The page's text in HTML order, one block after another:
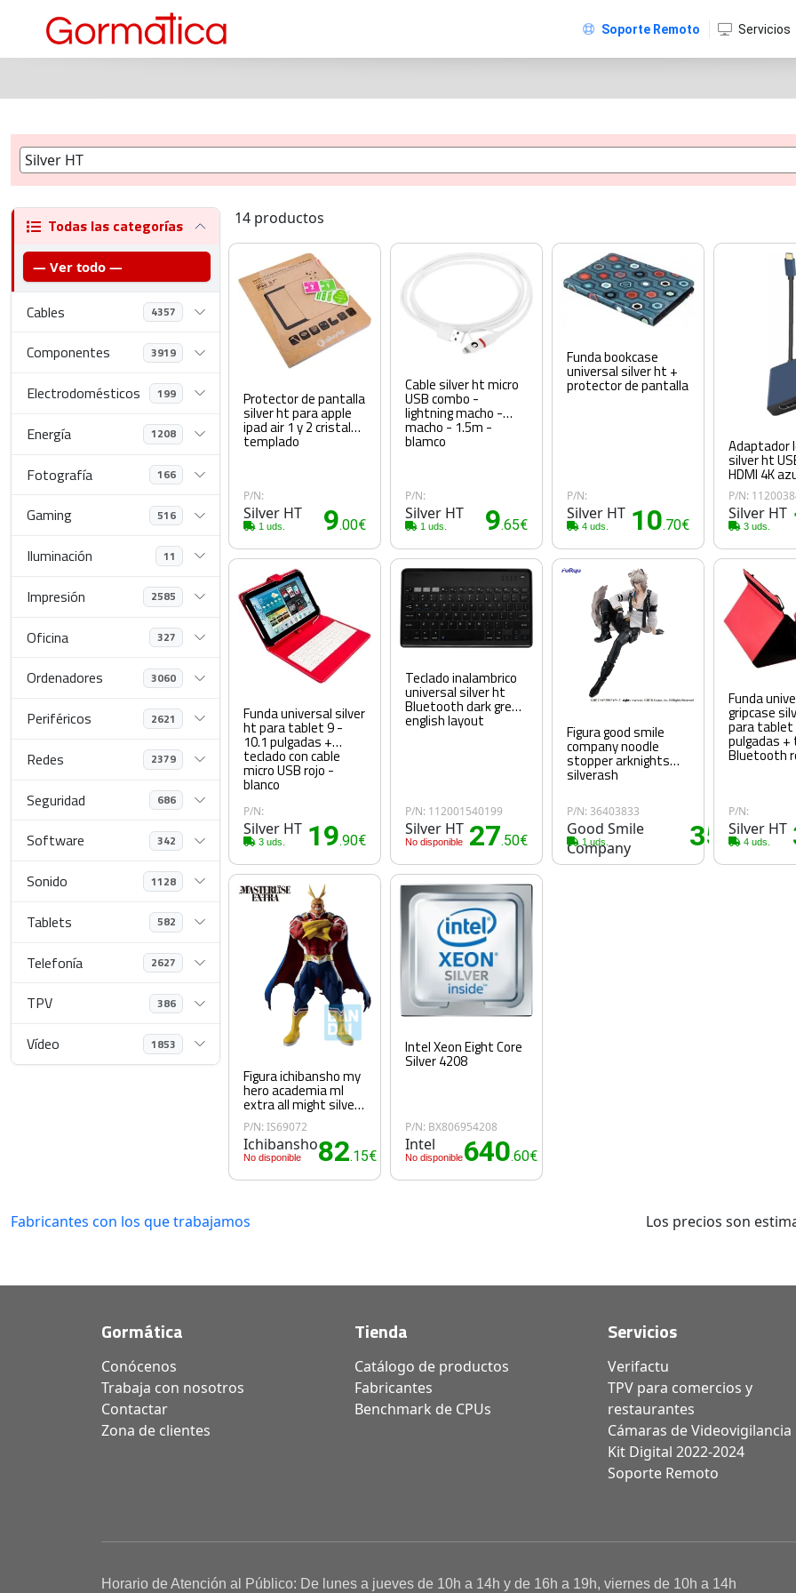
Soporte Remoto Servicios
Todas las categorías
— Ver todo —
Cables 4357
Componentes 3919
Electrodomésticos 199
Energía 1208
Fotografía 166
Gaming 516
Iluminación 11
Impresión 2585
Oficina 327
Ordenadores 3060
Periféricos 2621
Redes 2379
Seguridad 686
Software 342
Sonido 1128
Tablets 582
Telefonía 2627
TPV 386
Vídeo 1853
14 productos
Protector de pantalla
silver ht para apple
ipad air 1 y 2 cristal
templado
P/N:
Silver HT
1 uds. 9.00€
Cable silver ht micro
USB combo -
lightning macho -
macho - 1.5m -
blamco
P/N:
Silver HT
1 uds. 9.65€
Funda bookcase
universal silver ht +
protector de pantalla
P/N:
Silver HT
4 uds. 10.70€
Adaptador
silver ht
HDMI 4K
P/N:
Silver HT
3 uds.
Funda universal silver
ht para tablet 9 -
10.1 pulgadas +
teclado con cable
micro USB rojo -
blanco
P/N:
Silver HT
3 uds. 19.90€
Teclado inalambrico
universal silver ht
Bluetooth dark grey -
english layout
P/N: 112001540199
Silver HT
No disponible 27.50€
Figura good smile
company noodle
stopper arknights
silverash
P/N: 36403833
Good Smile
Company
1 uds. 35 .60€
Funda
gripcase
para tablet
pulgadas +
Bluetooth
P/N:
Silver HT
4 uds.
Figura ichibansho my
hero academia ml
extra all might silver
age
P/N: IS69072
Ichibansho
No disponible 82.15€
Intel Xeon Eight Core
Silver 4208
P/N: BX806954208
Intel
No disponible640.60€
Fabricantes con los que trabajamos Los precios son
Gormática
Conócenos
Trabaja con nosotros
Contactar
Zona de clientes
Tienda
Catálogo de productos
Fabricantes
Benchmark de CPUs
Servicios
Verifactu
TPV para comercios y
restaurantes
Cámaras de Videovigilancia
Kit Digital 2022-2024
Soporte Remoto
Horario de Atención al Público: De lunes a jueves de 10h a 14h y de 16h a 19h, viernes de 10h a 14h